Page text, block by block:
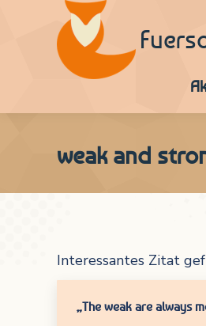
weak and
Interessantes Zitat
„The weak are always